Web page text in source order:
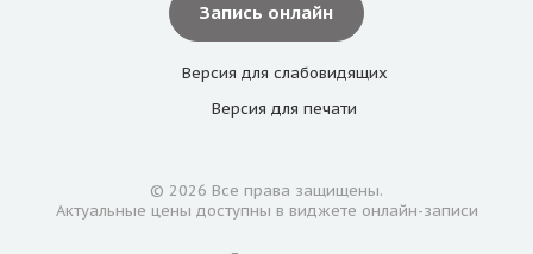
Запись онлайн
Версия для слабовидящих
Версия для печати
© 2026 Все права защищены.
Актуальные цены доступны в виджете онлайн-записи